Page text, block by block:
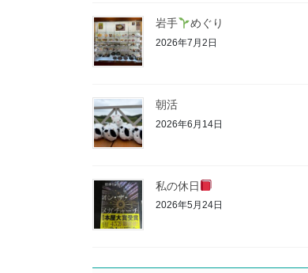
岩手 めぐり
2026年7月2日
朝活
2026年6月14日
私の休日
2026年5月24日